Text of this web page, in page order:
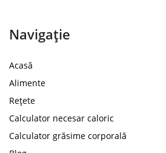
Navigație
Acasă
Alimente
Rețete
Calculator necesar caloric
Calculator grăsime corporală